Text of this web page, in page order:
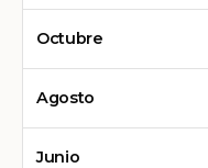
Octubre
Agosto
Junio